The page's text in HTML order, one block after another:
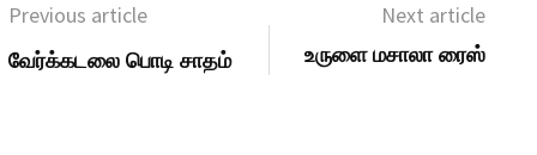
Previous article
வேர்க்கடலை பொடி சாதம்
Next article
உருளை மசாலா ரைஸ்